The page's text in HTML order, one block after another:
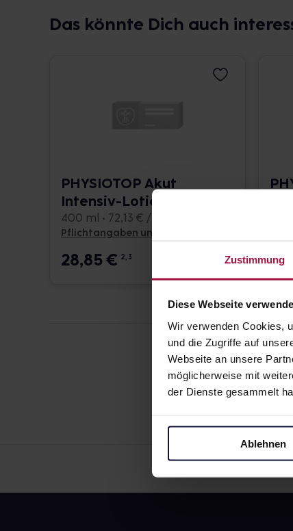
Zustimmung
Diese Webseite
Wir verwenden Cookies,
und die Zugriffe auf
Webseite an unsere
möglicherweise mit
der Dienste gesammelt
Ablehnen
Das könnte Dich auch
PHYSIOTOP Akut
Intensiv-Lotion
400 ml • 72,13 € / l
Pflichtangaben und Details
28,85€ 2, 3